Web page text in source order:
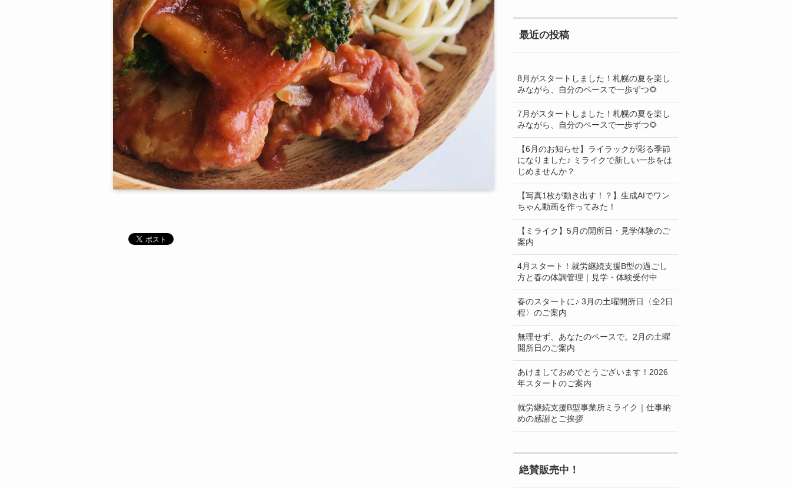
BLOG
覧
最近の投稿
8月がスタートしました！札幌の夏を楽し
みながら、自分のペースで一歩ずつ🌻
7月がスタートしました！札幌の夏を楽し
みながら、自分のペースで一歩ずつ🌻
【6月のお知らせ】ライラックが彩る季節
になりました♪ ミライクで新しい一歩をは
じめませんか？
【写真1枚が動き出す！？】生成AIでワン
ちゃん動画を作ってみた！
【ミライク】5月の開所日・見学体験のご
案内
4月スタート！就労継続支援B型の過ごし
方と春の体調管理｜見学・体験受付中
春のスタートに♪ 3月の土曜開所日〈全2日
程〉のご案内
無理せず、あなたのペースで。2月の土曜
開所日のご案内
あけましておめでとうございます！2026
年スタートのご案内
就労継続支援B型事業所ミライク｜仕事納
めの感謝とご挨拶
絶賛販売中！